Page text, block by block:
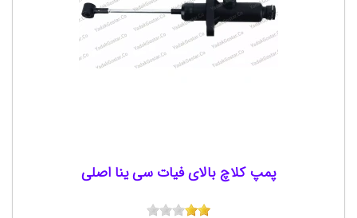
پمپ کلاچ بالای فیات سی ینا اصلی